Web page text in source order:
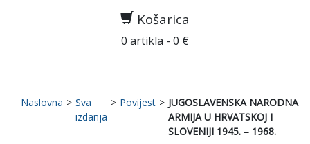
Košarica
0 artikla - 0 €
Naslovna > Sva
izdanja
> Povijest > JUGOSLAVENSKA NARODNA
ARMIJA U HRVATSKOJ I
SLOVENIJI 1945. – 1968.